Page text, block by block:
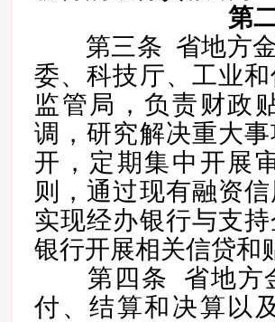
第
第三条 省地方金
委、科技厅、工业
监管局，负责财政
调，研究解决重大
开，定期集中开展
则，通过现有融资
实现经办银行与支
银行开展相关信贷和
第四条 省地方金
付、结算和决算以